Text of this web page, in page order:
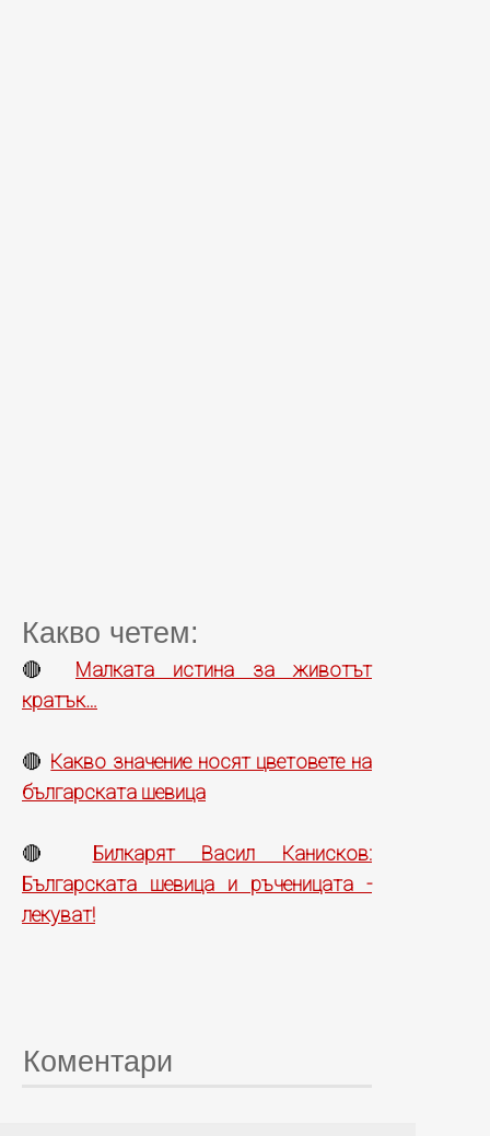
Какво четем:
🔴 Малката истина за животът
кратък…
🔴 Какво значение носят цветовете на
българската шевица
🔴
Билкарят Васил Канисков:
Българската шевица и ръченицата -
лекуват!
Коментари